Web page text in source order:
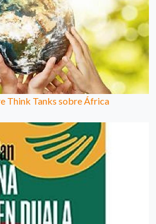
Think Tanks sobre África